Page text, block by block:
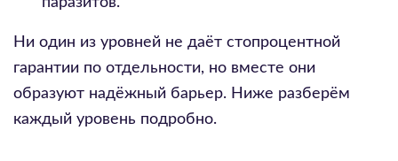
Ни один из уровней не даёт стопроцентной
гарантии по отдельности, но вместе они
образуют надёжный барьер. Ниже разберём
каждый уровень подробно.